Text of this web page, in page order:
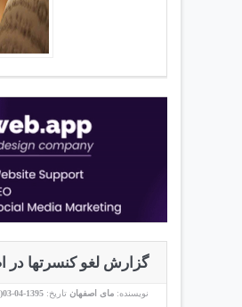
گزارش لغو کنسرتها در
نویسنده: مای اصفهان تاریخ: 1395-04-03(